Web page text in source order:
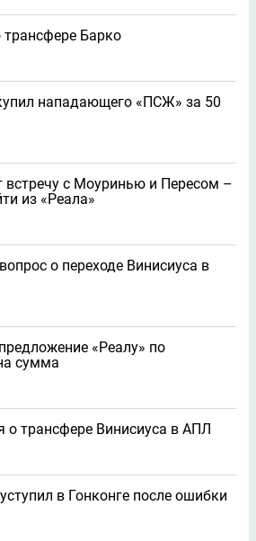
трансфере Барко
нападающего «ПСЖ» за 50
встречу с Моуринью и Пересом –
из «Реала»
о переходе Винисиуса в
«Реалу» по
сумма
трансфере Винисиуса в АПЛ
в Гонконге после ошибки